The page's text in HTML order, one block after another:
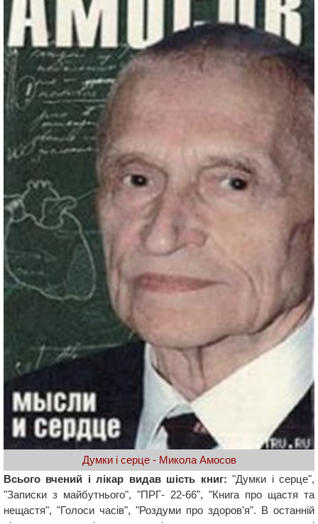
Думки і серце - Микола Амосов
Всього вчений і лікар видав шість книг: "Думки і серце",
"Записки з майбутнього", "ПРГ- 22-66", "Книга про щастя та
нещастя", "Голоси часів", "Роздуми про здоров'я". В останній